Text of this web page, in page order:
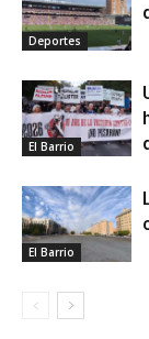
Deportes
El Barrio
El Barrio